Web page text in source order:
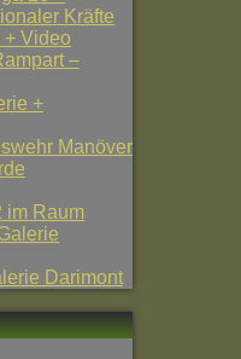
Kräfte
Video
–
+
Manöver
im Raum
Darimont